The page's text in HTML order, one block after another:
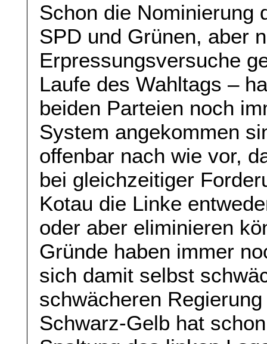
Schon die Nominierung
SPD und Grünen, aber
Erpressungsversuche
Laufe des Wahltags –
beiden Parteien noch
System angekommen
offenbar nach wie vor,
bei gleichzeitiger
Kotau die Linke
oder aber eliminieren
Gründe haben immer
sich damit selbst
schwächeren
Schwarz-Gelb hat